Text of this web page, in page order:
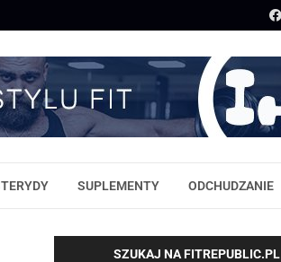
SUPLEMENTY ODCHUDZANIE
SZUKAJ NA FITREPUBLIC.PL